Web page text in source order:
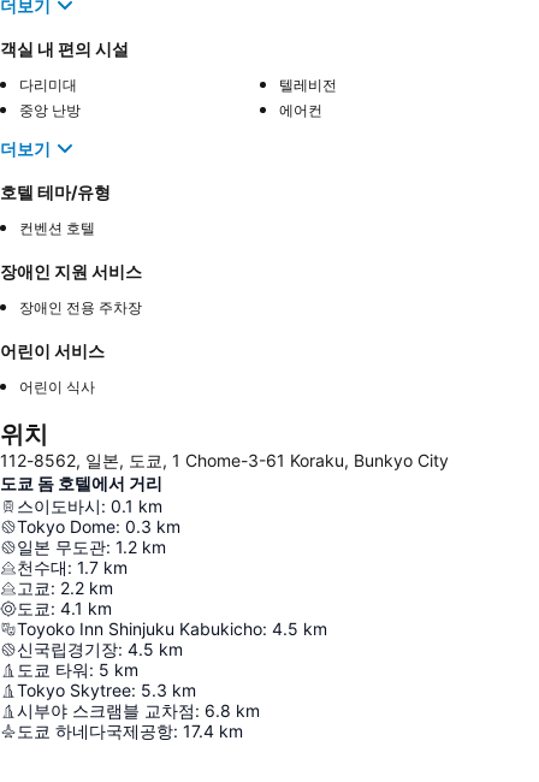
더보기
객실 내 편의 시설
다리미대
텔레비전
중앙 난방
에어컨
더보기
호텔 테마/유형
컨벤션 호텔
장애인 지원 서비스
장애인 전용 주차장
어린이 서비스
어린이 식사
위치
112-8562, 일본, 도쿄, 1 Chome-3-61 Koraku, Bunkyo City
도쿄 돔 호텔에서 거리
스이도바시: 0.1 km
Tokyo Dome: 0.3 km
일본 무도관: 1.2 km
천수대: 1.7 km
고쿄: 2.2 km
도쿄: 4.1 km
Toyoko Inn Shinjuku Kabukicho: 4.5 km
신국립경기장: 4.5 km
도쿄 타워: 5 km
Tokyo Skytree: 5.3 km
시부야 스크램블 교차점: 6.8 km
도쿄 하네다국제공항: 17.4 km